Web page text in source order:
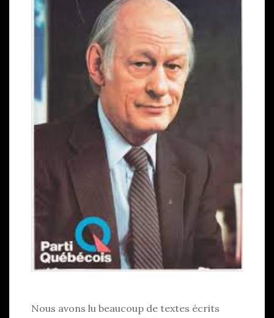
Nous avons lu beaucoup de textes écrits